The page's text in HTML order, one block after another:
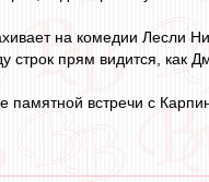
на комедии Лесли
прям видится, как
встречи с